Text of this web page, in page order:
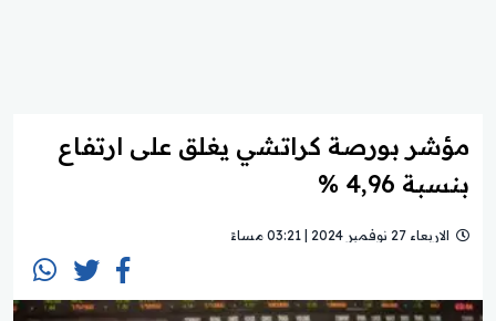
مؤشر بورصة كراتشي يغلق على ارتفاع
بنسبة 4,96 %
الاربعاء 27 نوفمبر 2024 | 03:21 مساءً